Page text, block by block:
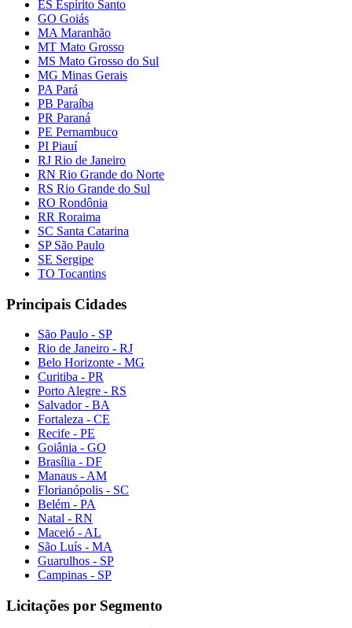
ES Espírito Santo
GO Goiás
MA Maranhão
MT Mato Grosso
MS Mato Grosso do Sul
MG Minas Gerais
PA Pará
PB Paraíba
PR Paraná
PE Pernambuco
PI Piauí
RJ Rio de Janeiro
RN Rio Grande do Norte
RS Rio Grande do Sul
RO Rondônia
RR Roraima
SC Santa Catarina
SP São Paulo
SE Sergipe
TO Tocantins
Principais Cidades
São Paulo - SP
Rio de Janeiro - RJ
Belo Horizonte - MG
Curitiba - PR
Porto Alegre - RS
Salvador - BA
Fortaleza - CE
Recife - PE
Goiânia - GO
Brasília - DF
Manaus - AM
Florianópolis - SC
Belém - PA
Natal - RN
Maceió - AL
São Luís - MA
Guarulhos - SP
Campinas - SP
Licitações por Segmento